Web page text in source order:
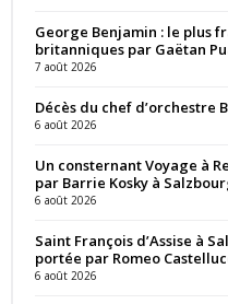
George Benjamin : le plus
britanniques par Gaëtan
7 août 2026
Décès du chef d’orchestre
6 août 2026
Un consternant Voyage à
par Barrie Kosky à
6 août 2026
Saint François d’Assise à
portée par Romeo
6 août 2026